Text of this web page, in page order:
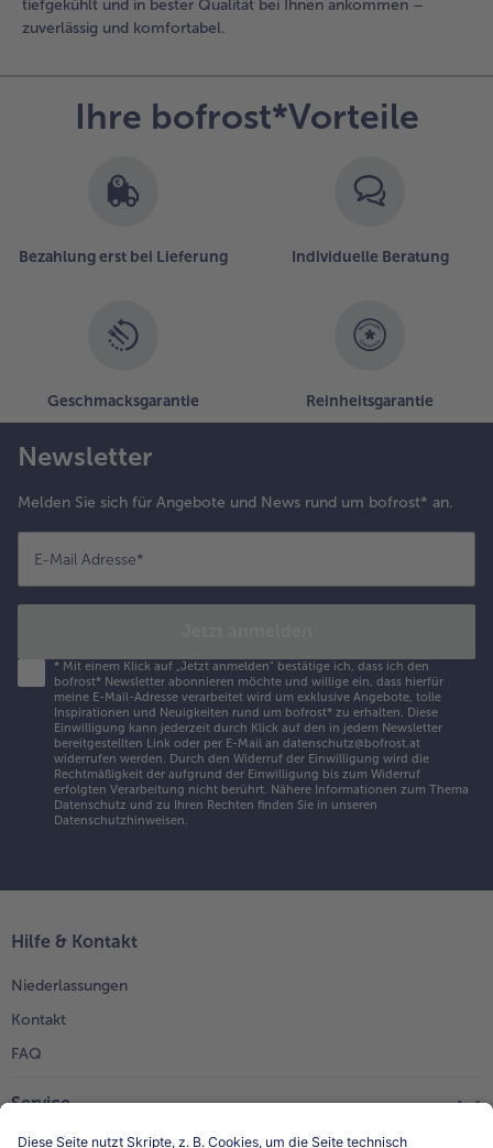
tiefgekühlt und in bester Qualität bei Ihnen ankommen –
zuverlässig und komfortabel.
Ihre bofrost*Vorteile
Bezahlung erst bei Lieferung Individuelle Beratung
Geschmacksgarantie Reinheitsgarantie
Newsletter
Melden Sie sich für Angebote und News rund um bofrost* an.
E-Mail Adresse*
* Mit einem Klick auf „Jetzt anmelden" bestätige ich, dass ich den
bofrost* Newsletter abonnieren möchte und willige ein, dass hierfür
meine E-Mail-Adresse verarbeitet wird um exklusive Angebote, tolle
Inspirationen und Neuigkeiten rund um bofrost* zu erhalten. Diese
Einwilligung kann jederzeit durch Klick auf den in jedem Newsletter
bereitgestellten Link oder per E-Mail an datenschutz@bofrost.at
widerrufen werden. Durch den Widerruf der Einwilligung wird die
Rechtmäßigkeit der aufgrund der Einwilligung bis zum Widerruf
erfolgten Verarbeitung nicht berührt. Nähere Informationen zum Thema
Datenschutz und zu Ihren Rechten finden Sie in unseren
Datenschutzhinweisen
Hilfe & Kontakt
Niederlassungen
Kontakt
FAQ
Service